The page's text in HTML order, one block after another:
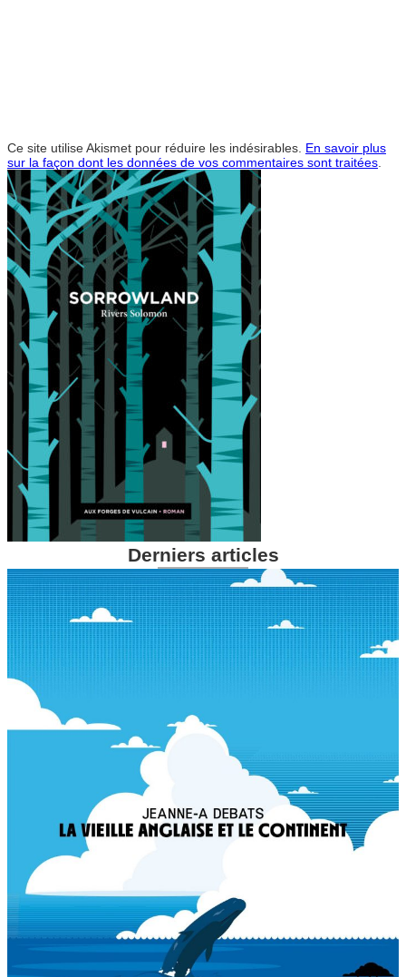
Ce site utilise Akismet pour réduire les indésirables. En savoir plus
sur la façon dont les données de vos commentaires sont traitées
Derniers articles